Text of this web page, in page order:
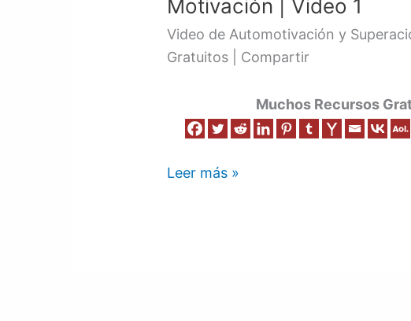
Motivación | Video 1
Video de Automotivación y
Gratuitos | Compartir
Muchos Recursos
Video
1
Leer más »